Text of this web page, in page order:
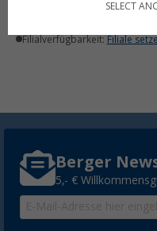
Filialverfügbarkeit: Filiale
Berger
5,- €
SELECT